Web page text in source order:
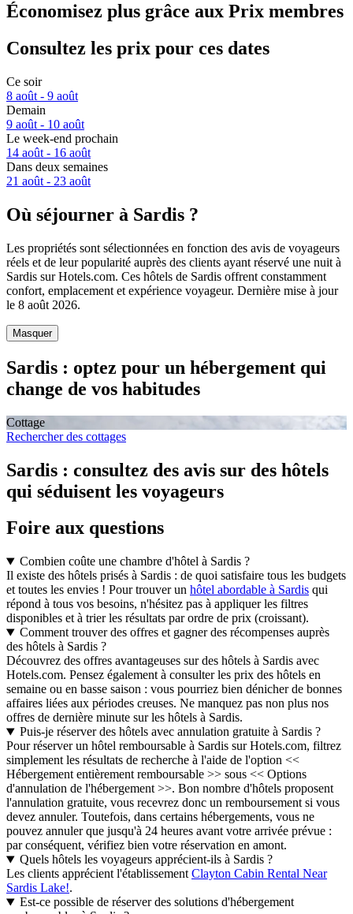
Économisez plus grâce aux Prix membres
Consultez les prix pour ces dates
Ce soir
8 août - 9 août
Demain
9 août - 10 août
Le week-end prochain
14 août - 16 août
Dans deux semaines
21 août - 23 août
Où séjourner à Sardis ?
Les propriétés sont sélectionnées en fonction des avis de voyageurs
réels et de leur popularité auprès des clients ayant réservé une nuit à
Sardis sur Hotels.com. Ces hôtels de Sardis offrent constamment
confort, emplacement et expérience voyageur. Dernière mise à jour
le 8 août 2026.
Masquer
Sardis : optez pour un hébergement qui
change de vos habitudes
Cottage
Rechercher des cottages
Sardis : consultez des avis sur des hôtels
qui séduisent les voyageurs
Foire aux questions
Combien coûte une chambre d'hôtel à Sardis ?
Il existe des hôtels prisés à Sardis : de quoi satisfaire tous les budgets
et toutes les envies ! Pour trouver un hôtel abordable à Sardis qui
répond à tous vos besoins, n'hésitez pas à appliquer les filtres
disponibles et à trier les résultats par ordre de prix (croissant).
Comment trouver des offres et gagner des récompenses auprès
des hôtels à Sardis ?
Découvrez des offres avantageuses sur des hôtels à Sardis avec
Hotels.com. Pensez également à consulter les prix des hôtels en
semaine ou en basse saison : vous pourriez bien dénicher de bonnes
affaires liées aux périodes creuses. Ne manquez pas non plus nos
offres de dernière minute sur les hôtels à Sardis.
Puis-je réserver des hôtels avec annulation gratuite à Sardis ?
Pour réserver un hôtel remboursable à Sardis sur Hotels.com, filtrez
simplement les résultats de recherche à l'aide de l'option <<
Hébergement entièrement remboursable >> sous << Options
d'annulation de l'hébergement >>. Bon nombre d'hôtels proposent
l'annulation gratuite, vous recevrez donc un remboursement si vous
devez annuler. Toutefois, dans certains hébergements, vous ne
pouvez annuler que jusqu'à 24 heures avant votre arrivée prévue :
par conséquent, vérifiez bien votre réservation en amont.
Quels hôtels les voyageurs apprécient-ils à Sardis ?
Les clients apprécient l'établissement Clayton Cabin Rental Near
Sardis Lake!.
Est-ce possible de réserver des solutions d'hébergement